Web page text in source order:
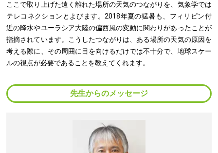
ここで取り上げた遠く離れた場所の天気のつながりを、気象学では
テレコネクションとよびます。2018年夏の猛暑も、フィリピン付
近の降水やユーラシア大陸の偏西風の変動に関わりがあったことが
指摘されています。こうしたつながりは、ある場所の天気の原因を
考える際に、その周囲に目を向けるだけでは不十分で、地球スケー
ルの視点が必要であることを教えてくれます。
先生からのメッセージ